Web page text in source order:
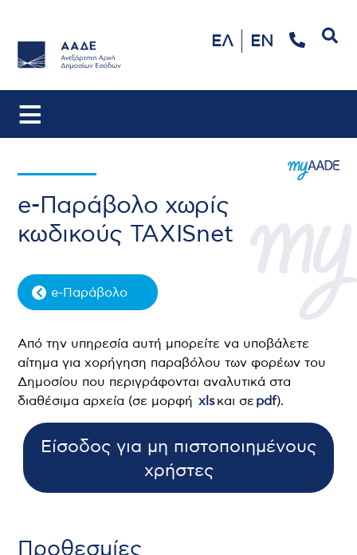
ΕΛ EN
e-Παράβολο χωρίς
κωδικούς TAXISnet
e-Παράβολο
Από την υπηρεσία αυτή μπορείτε να υποβάλετε
αίτημα για χορήγηση παραβόλου των φορέων του
Δημοσίου που περιγράφονται αναλυτικά στα
διαθέσιμα αρχεία (σε μορφή xlsκαι σε pdf).
Είσοδος για μη πιστοποιημένους
χρήστες
Προθεσμίες